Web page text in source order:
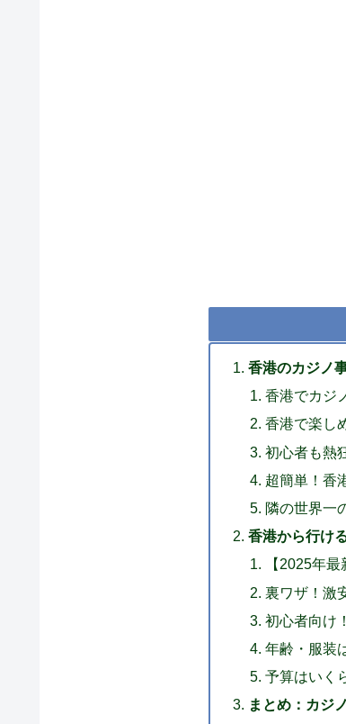
香港のカジノ
香港でカジ
香港で楽し
初心者も熱
超簡単！香
隣の世界一
香港から行け
【2025年
裏ワザ！激
初心者向け
年齢・服装
予算はいく
まとめ：カジ